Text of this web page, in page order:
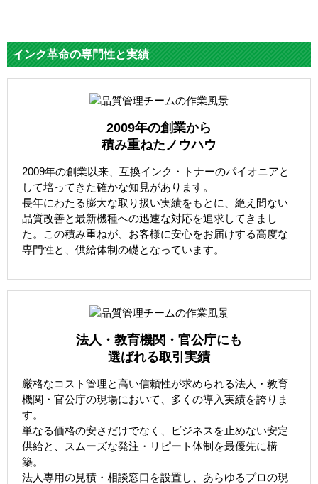
インク革命の専門性と実績
2009年の創業から
積み重ねたノウハウ
2009年の創業以来、互換インク・トナーのパイオニアと
して培ってきた確かな知見があります。
長年にわたる膨大な取り扱い実績をもとに、絶え間ない
品質改善と最新機種への迅速な対応を追求してきまし
た。この積み重ねが、お客様に安心をお届けする高度な
専門性と、供給体制の礎となっています。
法人・教育機関・官公庁にも
選ばれる取引実績
厳格なコスト管理と高い信頼性が求められる法人・教育
機関・官公庁の現場において、多くの導入実績を誇りま
す。
単なる価格の安さだけでなく、ビジネスを止めない安定
供給と、スムーズな発注・リピート体制を最優先に構
築。
法人専用の見積・相談窓口を設置し、あらゆるプロの現